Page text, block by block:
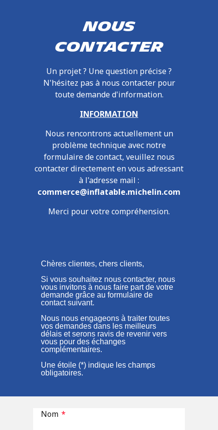
Nous
contacter
Un projet ? Une question précise ?
N'hésitez pas à nous contacter pour
toute demande d'information.
INFORMATION
Nous rencontrons actuellement un
problème technique avec notre
formulaire de contact, veuillez nous
contacter directement en vous adressant
à l'adresse mail :
commerce@inflatable.michelin.com
Merci pour votre compréhension.
Chères clientes, chers clients,
Si vous souhaitez nous contacter, nous
vous invitons à nous faire part de votre
demande grâce au formulaire de
contact suivant.
Nous nous engageons à traiter toutes
vos demandes dans les meilleurs
délais et serons ravis de revenir vers
vous pour des échanges
complémentaires.
Une étoile (*) indique les champs
obligatoires.
Nom *